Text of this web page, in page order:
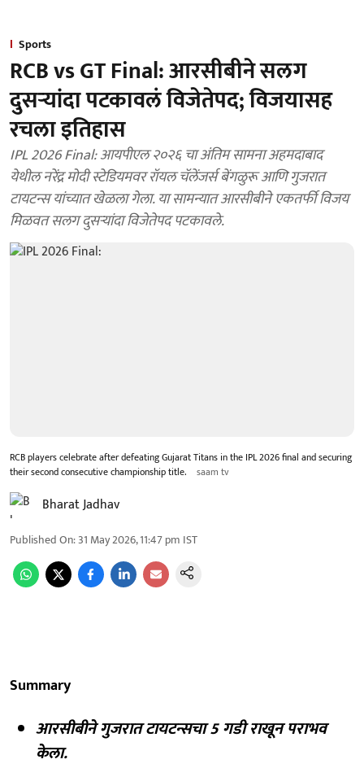
Sports
RCB vs GT Final: आरसीबीने सलग
दुसऱ्यांदा पटकावलं विजेतेपद; विजयासह
रचला इतिहास
IPL 2026 Final: आयपीएल २०२६ चा अंतिम सामना अहमदाबाद
येथील नरेंद्र मोदी स्टेडियमवर रॉयल चॅलेंजर्स बेंगळुरू आणि गुजरात
टायटन्स यांच्यात खेळला गेला. या सामन्यात आरसीबीने एकतर्फी विजय
मिळवत सलग दुसऱ्यांदा विजेतेपद पटकावले.
RCB players celebrate after defeating Gujarat Titans in the IPL 2026 final and securing
their second consecutive championship title.
saam tv
Bharat Jadhav
Published On:31 May 2026, 11:47 pm IST
Summary
आरसीबीने गुजरात टायटन्सचा 5 गडी राखून पराभव
केला.